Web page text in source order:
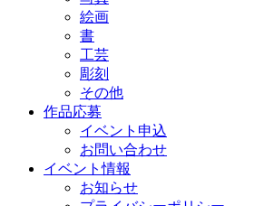
絵画
書
工芸
彫刻
その他
作品応募
イベント申込
お問い合わせ
イベント情報
お知らせ